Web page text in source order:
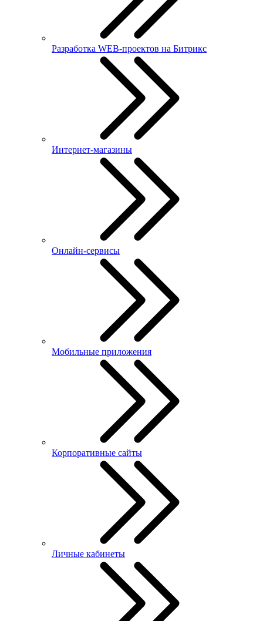
Разработка WEB-проектов на Битрикс
Интернет-магазины
Онлайн-сервисы
Мобильные приложения
Корпоративные сайты
Личные кабинеты